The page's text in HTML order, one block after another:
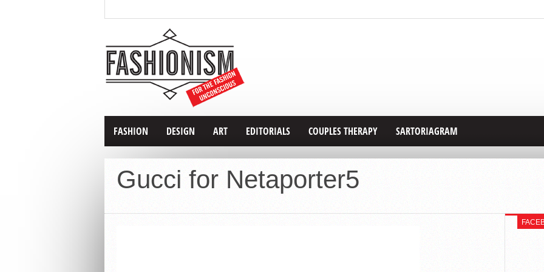
FASHION DESIGN ART EDITORIALS COUPLES THERAPY SARTORIAGRAM
Gucci for Netaporter5